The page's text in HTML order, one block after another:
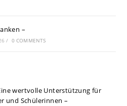
–
/ 0 COMMENTS
wertvolle Unterstützung für
und Schülerinnen –